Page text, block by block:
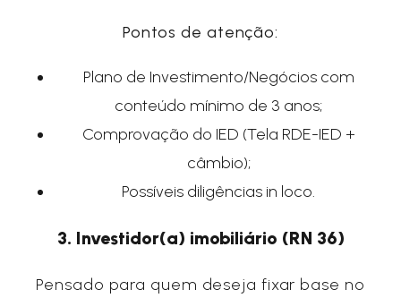
Pontos de atenção:
Plano de Investimento/Negócios com
conteúdo mínimo de 3 anos;
Comprovação do IED (Tela RDE-IED +
câmbio);
Possíveis diligências in loco.
3. Investidor(a) imobiliário (RN 36)
Pensado para quem deseja fixar base no